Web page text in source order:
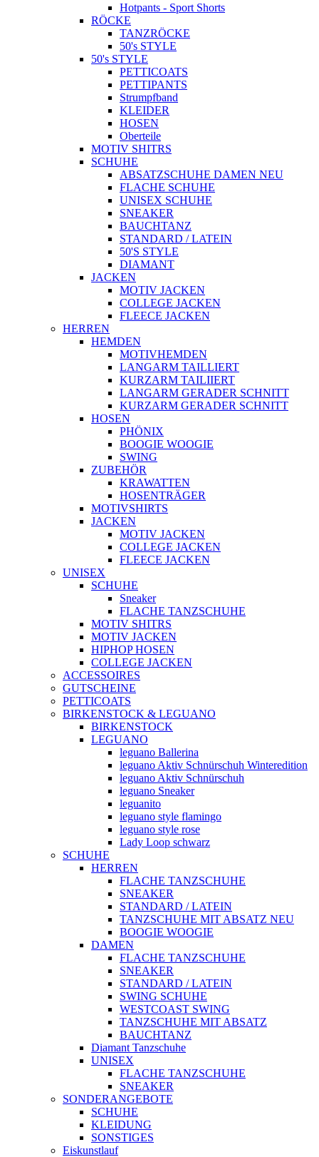
Hotpants - Sport Shorts
RÖCKE
TANZRÖCKE
50's STYLE
50's STYLE
PETTICOATS
PETTIPANTS
Strumpfband
KLEIDER
HOSEN
Oberteile
MOTIV SHITRS
SCHUHE
ABSATZSCHUHE DAMEN NEU
FLACHE SCHUHE
UNISEX SCHUHE
SNEAKER
BAUCHTANZ
STANDARD / LATEIN
50'S STYLE
DIAMANT
JACKEN
MOTIV JACKEN
COLLEGE JACKEN
FLEECE JACKEN
HERREN
HEMDEN
MOTIVHEMDEN
LANGARM TAILLIERT
KURZARM TAILIIERT
LANGARM GERADER SCHNITT
KURZARM GERADER SCHNITT
HOSEN
PHÖNIX
BOOGIE WOOGIE
SWING
ZUBEHÖR
KRAWATTEN
HOSENTRÄGER
MOTIVSHIRTS
JACKEN
MOTIV JACKEN
COLLEGE JACKEN
FLEECE JACKEN
UNISEX
SCHUHE
Sneaker
FLACHE TANZSCHUHE
MOTIV SHITRS
MOTIV JACKEN
HIPHOP HOSEN
COLLEGE JACKEN
ACCESSOIRES
GUTSCHEINE
PETTICOATS
BIRKENSTOCK & LEGUANO
BIRKENSTOCK
LEGUANO
leguano Ballerina
leguano Aktiv Schnürschuh Winteredition
leguano Aktiv Schnürschuh
leguano Sneaker
leguanito
leguano style flamingo
leguano style rose
Lady Loop schwarz
SCHUHE
HERREN
FLACHE TANZSCHUHE
SNEAKER
STANDARD / LATEIN
TANZSCHUHE MIT ABSATZ NEU
BOOGIE WOOGIE
DAMEN
FLACHE TANZSCHUHE
SNEAKER
STANDARD / LATEIN
SWING SCHUHE
WESTCOAST SWING
TANZSCHUHE MIT ABSATZ
BAUCHTANZ
Diamant Tanzschuhe
UNISEX
FLACHE TANZSCHUHE
SNEAKER
SONDERANGEBOTE
SCHUHE
KLEIDUNG
SONSTIGES
Eiskunstlauf